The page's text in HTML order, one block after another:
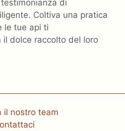
di
Coltiva una pratica
le tue api ti
il dolce raccolto del loro
il nostro team